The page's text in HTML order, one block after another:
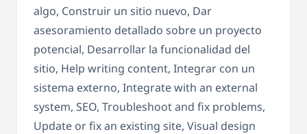
algo, Construir un sitio nuevo, Dar
asesoramiento detallado sobre un proyecto
potencial, Desarrollar la funcionalidad del
sitio, Help writing content, Integrar con un
sistema externo, Integrate with an external
system, SEO, Troubleshoot and fix problems,
Update or fix an existing site, Visual design